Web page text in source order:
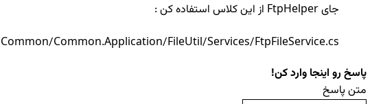
جای FtpHelper از این کلاس استفاده کن :
Common.Application/FileUtil/Services/FtpFileService.cs
پاسخ رو اینجا وارد کن!
متن پاسخ